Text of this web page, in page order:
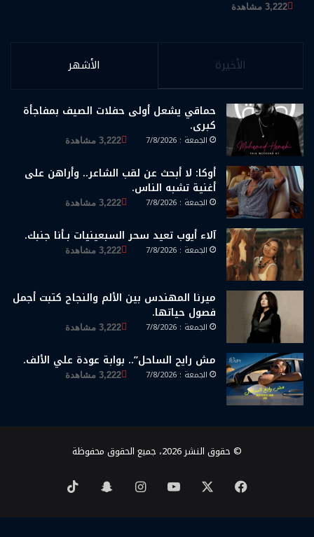
3,222 مشاهدة
الأخيرة الأشهر
حماقي يشعل أولى حفلات الصيف بمفاجأة
كبرى.
الجمعة : 7/8/2026 3,222 مشاهدة
أوكا: لا أبحث عن لقب الشاعر.. وأراهن على
أغنية تشبه الناس.
الجمعة : 7/8/2026 3,222 مشاهدة
آلاء أيوب تعيد سحر السبعينيات بـأنا جنبك.
الجمعة : 7/8/2026 3,222 مشاهدة
ميرنا المهندس بين الألم والنجاح كتبت أجمل
فصول حياتها.
الجمعة : 7/8/2026 3,222 مشاهدة
مش رايح الساحل”.. بوابة عودة علي الألف.
الجمعة : 7/8/2026 3,222 مشاهدة
© حقوق النشر 2026، جميع الحقوق محفوظة
فيسبوك ‫YouTubeانستقرامسناب